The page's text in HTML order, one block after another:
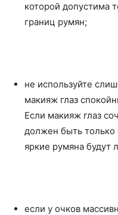
которой допустима
границ румян;
не используйте
макияж глаз
Если макияж глаз
должен быть только
яркие румяна будут
если у очков